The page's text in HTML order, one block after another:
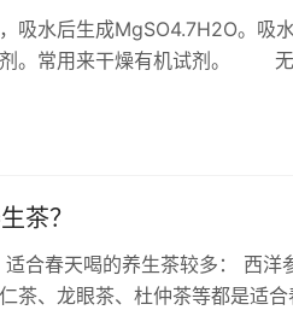
吸水后生成MgSO4.7H2O。吸
剂。常用来干燥有机试剂。
茶？
合春天喝的养生茶较多： 西洋
茶、龙眼茶、杜仲茶等都是适合